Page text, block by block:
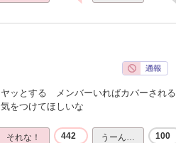
ッとする メンバーいればカバーされる
をつけてほしいな
それな！ 442 うーん… 100